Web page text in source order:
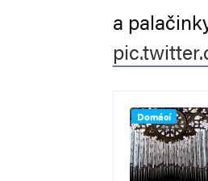
a
Domácí